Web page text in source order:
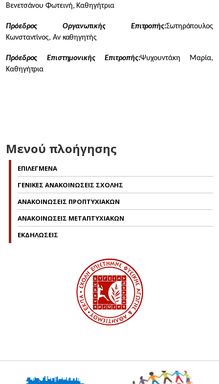
Βενετσάνου Φωτεινή, Καθηγήτρια
Πρόεδρος Οργανωτικής Επιτροπής:Σωτηρόπουλος
Κωνσταντίνος, Αν καθηγητής
Πρόεδρος Επιστημονικής Επιτροπής:Ψυχουντάκη Μαρία,
Καθηγήτρια
Μενού πλοήγησης
ΕΠΙΛΕΓΜΕΝΑ
ΓΕΝΙΚΕΣ ΑΝΑΚΟΙΝΩΣΕΙΣ ΣΧΟΛΗΣ
ΑΝΑΚΟΙΝΩΣΕΙΣ ΠΡΟΠΤΥΧΙΑΚΩΝ
ΑΝΑΚΟΙΝΩΣΕΙΣ ΜΕΤΑΠΤΥΧΙΑΚΩΝ
ΕΚΔΗΛΩΣΕΙΣ